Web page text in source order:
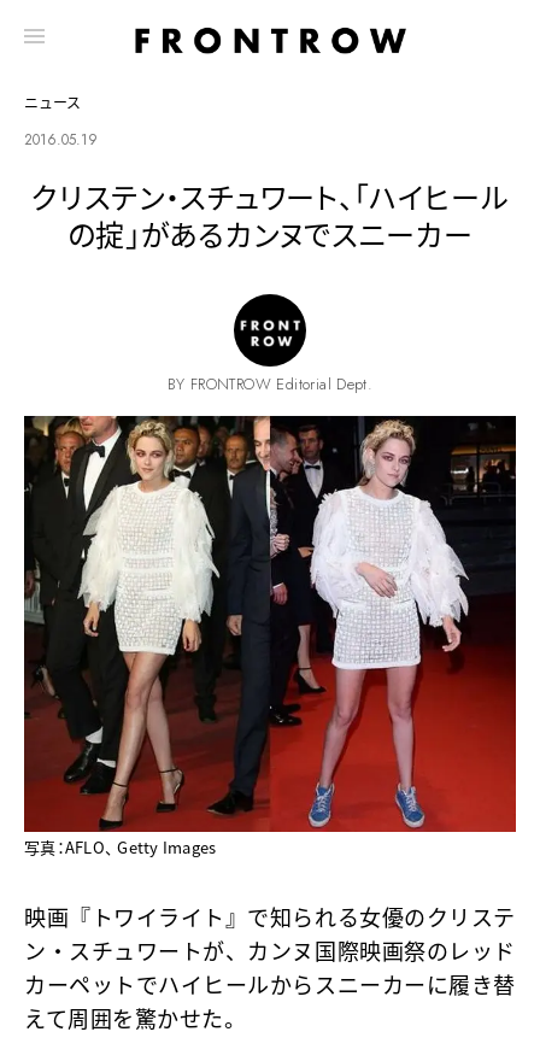
ニュース
2016.05.19
クリステン・スチュワート、「ハイヒール
の掟」があるカンヌでスニーカー
BY FRONTROW Editorial Dept.
写真：AFLO、 Getty Images
映画『トワイライト』で知られる女優のクリステ
ン・スチュワートが、カンヌ国際映画祭のレッド
カーペットでハイヒールからスニーカーに履き替
えて周囲を驚かせた。